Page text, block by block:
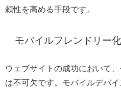
頼性を高める手段です。
モバイルフレンドリー化
ウェブサイトの成功において
は不可欠です。モバイルデバ